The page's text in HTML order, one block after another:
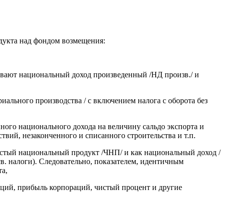
над фондом возмещения:
национальный доход произведенный /НД произв./ и
производства / с включением налога с оборота без
национального дохода на величину сальдо экспорта и
незаконченного и списанного строительства и т.п.
национальный продукт /ЧНП/ и как национальный доход /
Следовательно, показателем, идентичным
прибыль корпораций, чистый процент и другие